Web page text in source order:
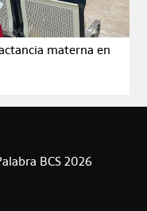
materna en
BCS 2026